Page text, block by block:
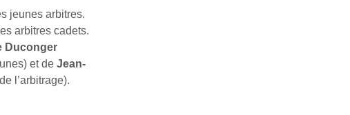
jeunes arbitres.
arbitres cadets.
Duconger
et de Jean-
l’arbitrage).